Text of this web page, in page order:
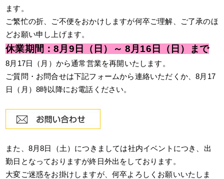
ます。
ご繁忙の折、ご不便をおかけしますが何卒ご理解、ご了承のほ
どお願い申し上げます。
休業期間：8月9日（日）～ 8月16日（日）まで
8月17日（月）から通常営業を再開いたします。
ご質問・お問合せは下記フォームから連絡いただくか、8月17
日（月）8時以降にお電話ください。
また、8月8日（土）につきましては社内イベントにつき、出
勤日となっておりますが終日外出をしております。
大変ご迷惑をお掛けしますが、何卒よろしくお願いいたしま